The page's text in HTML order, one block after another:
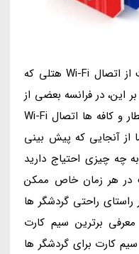
در سفر به فرانسه، اغلب ممکن است از اتصال Wi-Fi هتلی که
این، در فرانسه بعضی از
اماکن عمومی مانند ایستگاه های قطار و کافه ها اتصال Wi-Fi
از آنجایی که پیش بینی
چه چیزی احتیاج دارید
در هر زمان خاص ممکن
راحتی گردشگر ها
برترین سیم کارت
کارت برای گردشگر ها